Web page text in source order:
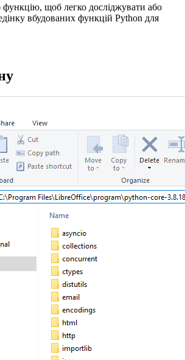
щоб легко досліджувати або
вбудованих функцій Python для